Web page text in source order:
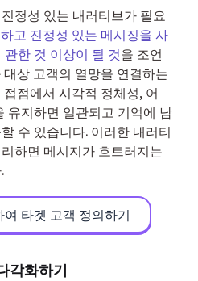
정성 있는 내러티브가 필요
고 진정성 있는 메시징을 사
한 것 이상이 될 것을 조언
상 고객의 열망을 연결하는
점에서 시각적 정체성, 어
유지하면 일관되고 기억에 남
수 있습니다. 이러한 내러티
하면 메시지가 흐트러지는
타겟 고객 정의하기
각화하기